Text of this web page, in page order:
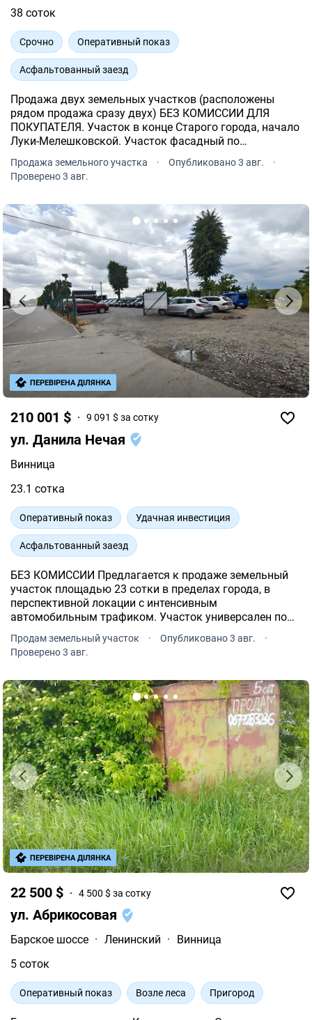
38 соток
Срочно Оперативный показ
Асфальтованный заезд
Продажа двух земельных участков (расположены
рядом продажа сразу двух) БЕЗ КОМИССИИ ДЛЯ
ПОКУПАТЕЛЯ. Участок в конце Старого города, начало
Луки-Мелешковской. Участок фасадный по
прямоугольной формы, ровный, огорожен забором.
Продажа земельного участка · Опубликовано 3 авг.
·
Проверено 3 авг.
210 001 $ 9 091 $ за сотку
ул. Данила Нечая
Винница
23.1 сотка
Оперативный показ Удачная инвестиция
Асфальтованный заезд
БЕЗ КОМИССИИ Предлагается к продаже земельный
участок площадью 23 сотки в пределах города, в
перспективной локации с интенсивным
автомобильным трафиком. Участок универсален по
коммерческих проектов.
Продам земельный участок · Опубликовано 3 авг.
·
Проверено 3 авг.
ПЕРЕВІРЕНА ДІЛЯНКА
22 500 $ 4 500 $ за сотку
ул. Абрикосовая
Барское шоссе · Ленинский ·
Винница
5 соток
Оперативный показ Возле леса Пригород
ПЕРЕВІРЕНА ДІЛЯНКА